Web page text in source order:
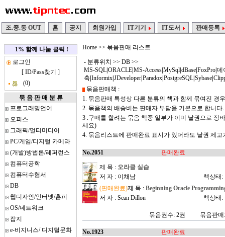
조.중.동 OUT 홈 공지 회원가입 IT기기 IT도서 판매등록
1% 함께 나눔 클릭 !
로그인
[ ID/Pass찾기 ]
(0)
묶 음 판 매 분 류
프로그래밍언어
오피스
그래픽/멀티미디어
PC/게임/디지털 카메라
(개발)방법론/레퍼런스
컴퓨터공학
컴퓨터수험서
DB
웹디자인/인터넷/홈피
OS/네트워크
잡지
e-비지니스/ 디지털문화
Home >> 묶음판매 리스트
- 분류위치 >> DB >>
MS-SQL ORACLE MS-Access MySql dBase FoxPro 데
축 Informix JDeveloper Paradox PostgreSQL Sybase
묶음판매책 :
1. 묶음판매 특성상 다른 분류의 책과 함께 묶여진 경
2. 묶음책의 배송비는 판매자 부담을 기본으로 합니다.
3 .구매를 할려는 묶음 책중 일부가 이미 낱권으로 장
세요)
4. 묶음리스트에 판매완료 표시가 있더라도 낱권 제
No.2051 판매완료
제 목 : 오라클 실습
저 자 : 이채남
책상태:
(판매완료)제 목 : Beginning Oracle
저 자 : Sean Dillon
책상태:
묶음권수: 2권 묶음판
No.1923 판매완료